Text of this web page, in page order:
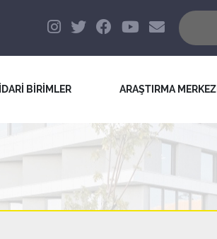
İDARİ BİRİMLER ARAŞTIRMA